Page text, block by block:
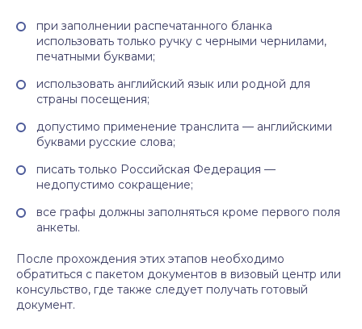
при заполнении распечатанного бланка
использовать только ручку с черными чернилами,
печатными буквами;
использовать английский язык или родной для
страны посещения;
допустимо применение транслита — английскими
буквами русские слова;
писать только Российская Федерация —
недопустимо сокращение;
все графы должны заполняться кроме первого поля
анкеты.
После прохождения этих этапов необходимо
обратиться с пакетом документов в визовый центр или
консульство, где также следует получать готовый
документ.